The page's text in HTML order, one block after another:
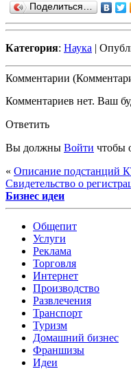
Поделиться…
Категория: Наука |
Комментарии
Комментариев нет. Ваш
Ответить
Вы должны Войти чтобы
« Описание подстанций
Свидетельство о
Бизнес идеи
Общепит
Услуги
Реклама
Торговля
Интернет
Производство
Развлечения
Транспорт
Туризм
Домашний бизнес
Франшизы
Идеи